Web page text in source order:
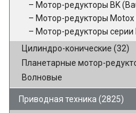
Мотор-редукторы BK
Мотор-редукторы Motox
Мотор-редукторы серии
Цилиндро-конические (32)
Планетарные мотор-
Волновые
Приводная техника (2825)